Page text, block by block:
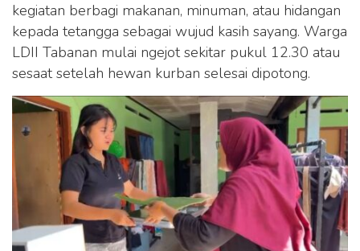
kegiatan berbagi makanan, minuman, atau hidangan
kepada tetangga sebagai wujud kasih sayang. Warga
LDII Tabanan mulai ngejot sekitar pukul 12.30 atau
sesaat setelah hewan kurban selesai dipotong.